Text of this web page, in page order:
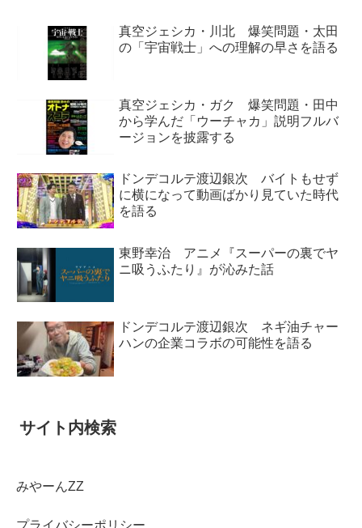
真空ジェシカ・川北 爆笑問題・太田
の「宇宙戦士」への理解の早さを語る
真空ジェシカ・ガク 爆笑問題・田中
から学んだ「ウーチャカ」説明フルバ
ージョンを披露する
ドンデコルテ渡辺銀次 バイトもせず
に横になって動画ばかり見ていた時代
を語る
東野幸治 アニメ『スーパーの裏でヤ
ニ吸うふたり』が沁みた話
ドンデコルテ渡辺銀次 ネギ油チャー
ハンの企業コラボの可能性を語る
サイト内検索
みやーんZZ
プライバシーポリシー